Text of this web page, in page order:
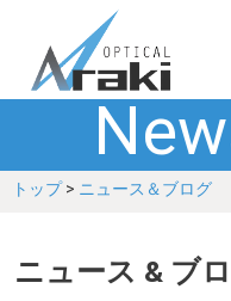
選ばれる理由
ブランド
トップ> ニュース＆ブログ
ニュース & ブ